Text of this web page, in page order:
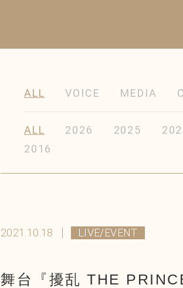
ALL VOICE MEDIA
ALL 2026 2025
2016
2021.10.18 LIVE/EVENT
舞台『擾乱 THE